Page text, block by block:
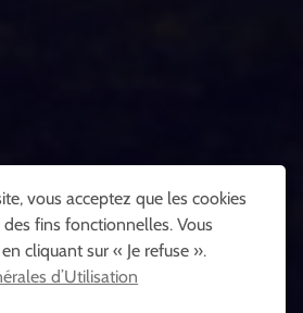
vous acceptez que les cookies
fins fonctionnelles. Vous
cliquant sur « Je refuse ».
d’Utilisation